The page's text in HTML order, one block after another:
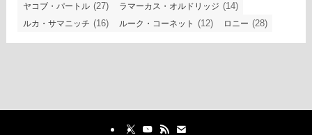
ヤコブ・パートル (27) ラマーカス・オルドリッジ (14)
ルカ・サマニッチ (16) ルーク・コーネット (12) ロニー (28)